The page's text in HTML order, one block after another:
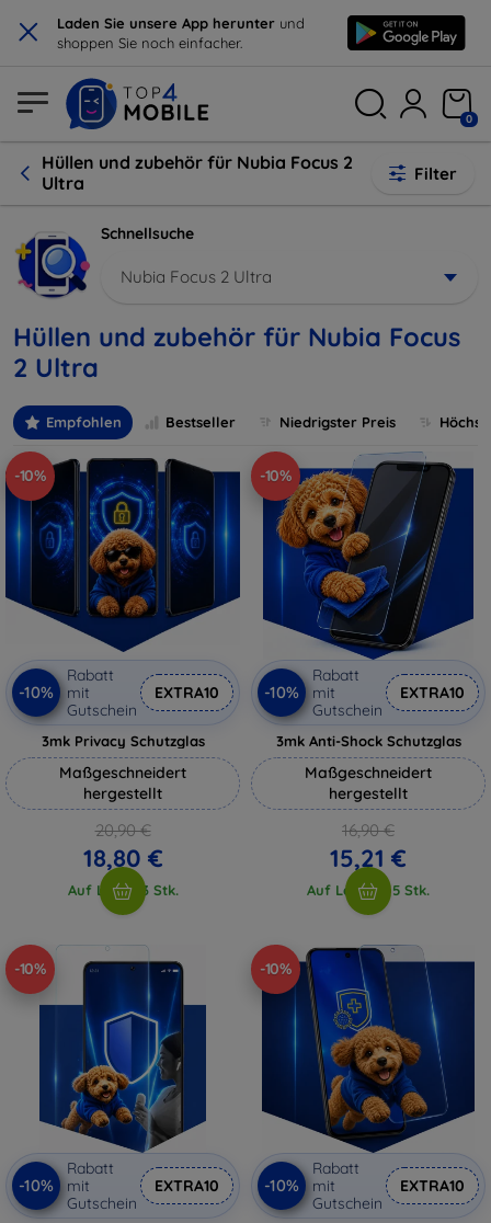
× Laden Sie unsere App herunter und
shoppen Sie noch einfacher.
0
Hüllen und zubehör für Nubia Focus 2
Ultra
Filter
Schnellsuche
Nubia Focus 2 Ultra
Hüllen und zubehör für Nubia Focus
2 Ultra
Empfohlen Bestseller Niedrigster Preis
-10%
-10%
Rabatt
mit
Gutschein
EXTRA10
3mk Privacy Schutzglas
Maßgeschneidert
hergestellt
20,90 €
18,80 €
Auf Lager 3 Stk.
-10%
-10%
Rabatt
mit
Gutschein
EXTRA10
3mk Anti-Shock Schutzglas
Maßgeschneidert
hergestellt
16,90 €
15,21 €
Auf Lager > 5 Stk.
-10%
-10%
Rabatt
mit
Gutschein
EXTRA10
-10%
-10%
Rabatt
mit
Gutschein
EXTRA10